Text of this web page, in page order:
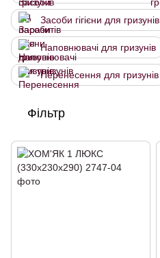
Засоби гігієни для гризунів
Наповнювачі для гризунів
Перенесення для гризунів
Фільтр